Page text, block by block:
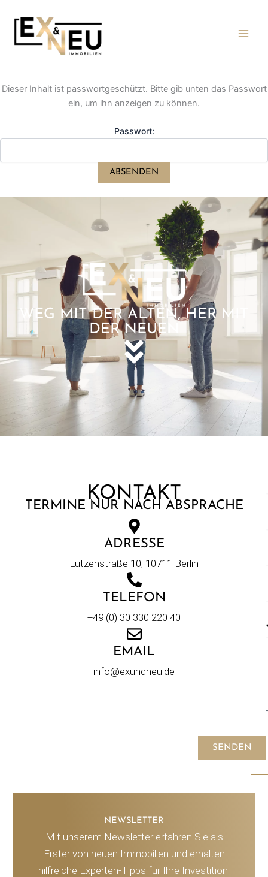
Inhalt
springen
Dieser Inhalt ist passwortgeschützt. Bitte gib unten das Passwort
ein, um ihn anzeigen zu können.
Passwort:
WEG MIT DER ALTEN, HER MIT
DER NEUEN
KONTAKT
TERMINE NUR NACH ABSPRACHE
ADRESSE
Lützenstraße 10, 10711 Berlin
TELEFON
+49 (0) 30 330 220 40
EMAIL
info@exundneu.de
SENDEN
NEWSLETTER
Mit unserem Newsletter erfahren Sie als
Erster von neuen Immobilien und erhalten
hilfreiche Experten-Tipps für Ihre Investition.